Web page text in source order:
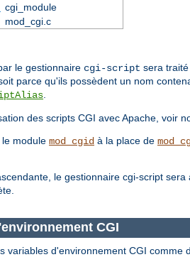
cgi_module
mod_cgi.c
le gestionnaire cgi-script sera
parce qu'ils possèdent un nom
.
des scripts CGI avec Apache, voir
module mod_cgid à la place de
le gestionnaire cgi-script
CGI
variables d'environnement CGI comme